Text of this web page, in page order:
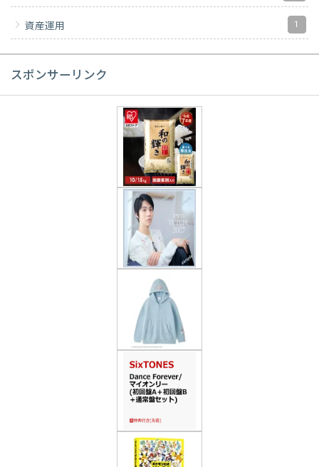
資産運用 1
スポンサーリンク